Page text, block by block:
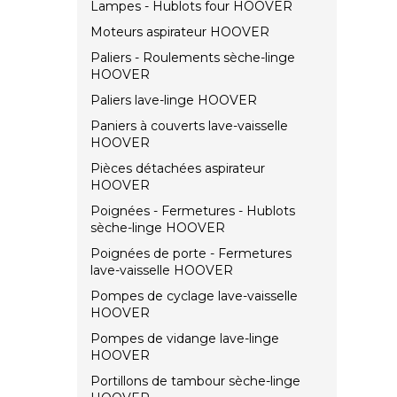
Lampes - Hublots four HOOVER
Moteurs aspirateur HOOVER
Paliers - Roulements sèche-linge
HOOVER
Paliers lave-linge HOOVER
Paniers à couverts lave-vaisselle
HOOVER
Pièces détachées aspirateur
HOOVER
Poignées - Fermetures - Hublots
sèche-linge HOOVER
Poignées de porte - Fermetures
lave-vaisselle HOOVER
Pompes de cyclage lave-vaisselle
HOOVER
Pompes de vidange lave-linge
HOOVER
Portillons de tambour sèche-linge